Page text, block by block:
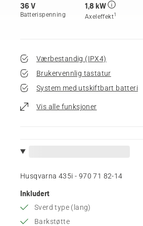
36 V
Batterispenning
1,8 kW
Axeleffekt1
Værbestandig (IPX4)
Brukervennlig tastatur
System med utskiftbart batteri
Vis alle funksjoner
Husqvarna 435i - 970 71 82‑14
Inkludert
Sverd type (lang)
Barkstøtte